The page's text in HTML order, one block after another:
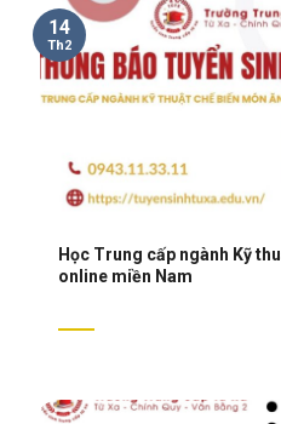
Học Trung cấp ngành Kỹ
online miền Nam
14
Th2